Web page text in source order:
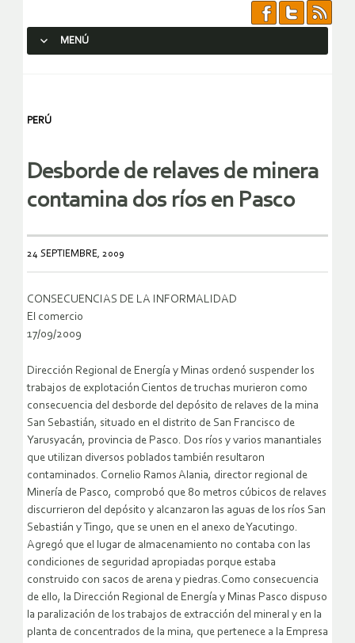
MENÚ
PERÚ
Desborde de relaves de minera
contamina dos ríos en Pasco
24 SEPTIEMBRE, 2009
CONSECUENCIAS DE LA INFORMALIDAD
El comercio
17/09/2009
Dirección Regional de Energía y Minas ordenó suspender los
trabajos de explotación Cientos de truchas murieron como
consecuencia del desborde del depósito de relaves de la mina
San Sebastián, situado en el distrito de San Francisco de
Yarusyacán, provincia de Pasco. Dos ríos y varios manantiales
que utilizan diversos poblados también resultaron
contaminados. Cornelio Ramos Alania, director regional de
Minería de Pasco, comprobó que 80 metros cúbicos de relaves
discurrieron del depósito y alcanzaron las aguas de los ríos San
Sebastián y Tingo, que se unen en el anexo de Yacutingo.
Agregó que el lugar de almacenamiento no contaba con las
condiciones de seguridad apropiadas porque estaba
construido con sacos de arena y piedras.Como consecuencia
de ello, la Dirección Regional de Energía y Minas Pasco dispuso
la paralización de los trabajos de extracción del mineral y en la
planta de concentrados de la mina, que pertenece a la Empresa